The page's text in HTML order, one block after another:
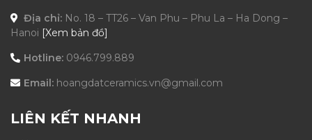
Địa chỉ: No. 18 – TT26 – Van Phu – Phu La – Ha Dong –
Hanoi [Xem bản đồ]
Hotline: 0946.799.889
Email: hoangdatceramics.vn@gmail.com
LIÊN KẾT NHANH